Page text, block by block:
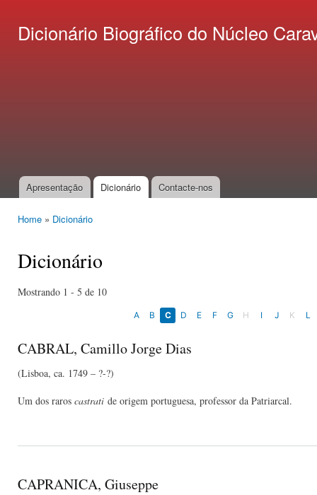
Dicionário Biográfico do Núcleo
Main menu
Apresentação Dicionário Contacte-nos
Home » Dicionário
Dicionário
Mostrando 1 - 5 de 10
A B C D E F G H I J K L
CABRAL, Camillo Jorge Dias
(Lisboa, ca. 1749 – ?-?)
Um dos raros castrati de origem portuguesa, professor da Patriarcal.
CAPRANICA, Giuseppe